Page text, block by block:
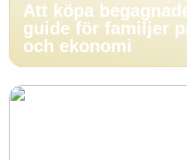
Att köpa
guide för familjer
och ekonomi